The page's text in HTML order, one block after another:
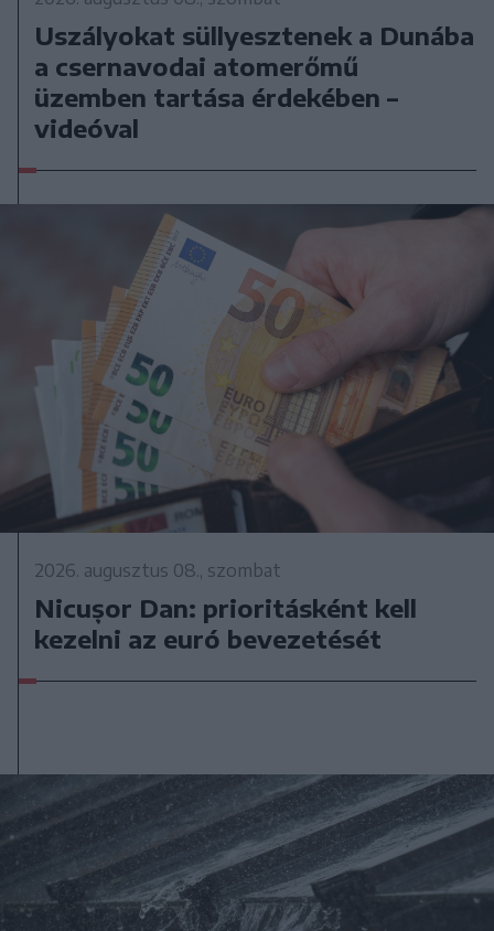
Uszályokat süllyesztenek a Dunába
a csernavodai atomerőmű
üzemben tartása érdekében –
videóval
2026. augusztus 08., szombat
Nicușor Dan: prioritásként kell
kezelni az euró bevezetését